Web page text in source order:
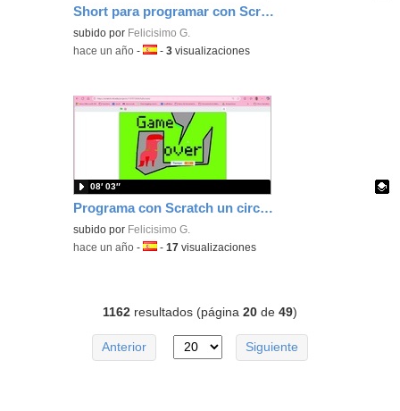
Short para programar con Scratch varios objetos que persiguen a tu personaje por el escenario.
Contenido educativo.
subido por Felicisimo G.
-hace un año -Idioma:
-3 visualizaciones
Programa con Scratch un circuito donde te penalice tocar los bordes cuando te persiguen.
Contenido educativo.
subido por Felicisimo G.
08′ 03″
-hace un año -Idioma:
-17 visualizaciones
1162resultados (página 20de 49)
Anterior Siguiente